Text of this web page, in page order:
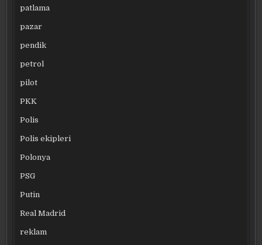
patlama
pazar
pendik
petrol
pilot
PKK
Polis
Polis ekipleri
Polonya
PSG
Putin
Real Madrid
reklam